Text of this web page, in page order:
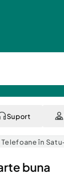
Suport
Telefoane în
buna